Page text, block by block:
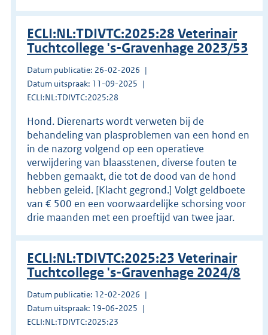
ECLI:NL:TDIVTC:2025:28 Veterinair
Tuchtcollege 's-Gravenhage 2023/53
Datum publicatie: 26-02-2026
Datum uitspraak: 11-09-2025
ECLI:NL:TDIVTC:2025:28
Hond. Dierenarts wordt verweten bij de
behandeling van plasproblemen van een hond en
in de nazorg volgend op een operatieve
verwijdering van blaasstenen, diverse fouten te
hebben gemaakt, die tot de dood van de hond
hebben geleid. [Klacht gegrond.] Volgt geldboete
van € 500 en een voorwaardelijke schorsing voor
drie maanden met een proeftijd van twee jaar.
ECLI:NL:TDIVTC:2025:23 Veterinair
Tuchtcollege 's-Gravenhage 2024/8
Datum publicatie: 12-02-2026
Datum uitspraak: 19-06-2025
ECLI:NL:TDIVTC:2025:23